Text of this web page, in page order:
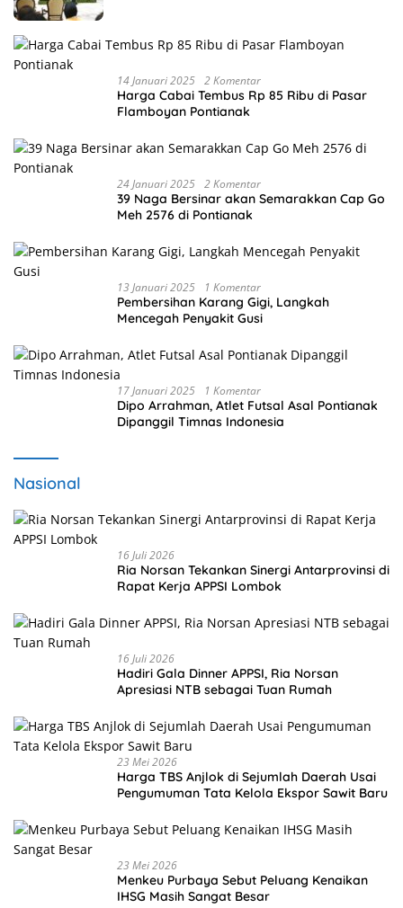
14 Januari 2025 2 Komentar
Harga Cabai Tembus Rp 85 Ribu di Pasar
Flamboyan Pontianak
24 Januari 2025 2 Komentar
39 Naga Bersinar akan Semarakkan Cap Go
Meh 2576 di Pontianak
13 Januari 2025 1 Komentar
Pembersihan Karang Gigi, Langkah
Mencegah Penyakit Gusi
17 Januari 2025 1 Komentar
Dipo Arrahman, Atlet Futsal Asal Pontianak
Dipanggil Timnas Indonesia
Nasional
16 Juli 2026
Ria Norsan Tekankan Sinergi Antarprovinsi di
Rapat Kerja APPSI Lombok
16 Juli 2026
Hadiri Gala Dinner APPSI, Ria Norsan
Apresiasi NTB sebagai Tuan Rumah
23 Mei 2026
Harga TBS Anjlok di Sejumlah Daerah Usai
Pengumuman Tata Kelola Ekspor Sawit Baru
23 Mei 2026
Menkeu Purbaya Sebut Peluang Kenaikan
IHSG Masih Sangat Besar